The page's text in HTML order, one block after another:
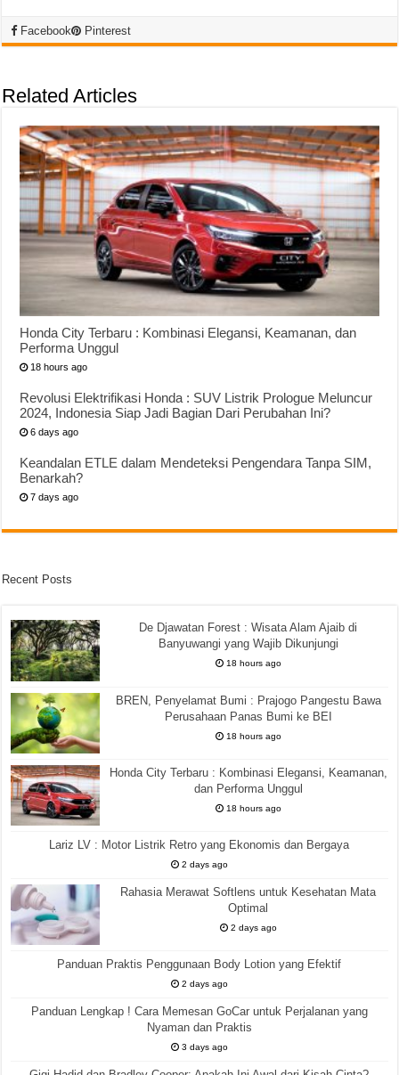
Facebook Pinterest
Related Articles
Honda City Terbaru : Kombinasi Elegansi, Keamanan, dan
Performa Unggul
18 hours ago
Revolusi Elektrifikasi Honda : SUV Listrik Prologue Meluncur
2024, Indonesia Siap Jadi Bagian Dari Perubahan Ini?
6 days ago
Keandalan ETLE dalam Mendeteksi Pengendara Tanpa SIM,
Benarkah?
7 days ago
Recent Posts
De Djawatan Forest : Wisata Alam Ajaib di
Banyuwangi yang Wajib Dikunjungi
18 hours ago
BREN, Penyelamat Bumi : Prajogo Pangestu Bawa
Perusahaan Panas Bumi ke BEI
18 hours ago
Honda City Terbaru : Kombinasi Elegansi, Keamanan,
dan Performa Unggul
18 hours ago
Lariz LV : Motor Listrik Retro yang Ekonomis dan Bergaya
2 days ago
Rahasia Merawat Softlens untuk Kesehatan Mata
Optimal
2 days ago
Panduan Praktis Penggunaan Body Lotion yang Efektif
2 days ago
Panduan Lengkap ! Cara Memesan GoCar untuk Perjalanan yang
Nyaman dan Praktis
3 days ago